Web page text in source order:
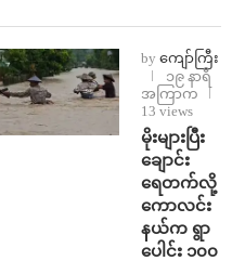
by ကျော်ကြီး
၁၉ နာရီ
အကြာက
13 views
⁨မိုးများပြီး
ချောင်း
ရေတက်လို့
ကောလင်း
နယ်က ရွာ
ပေါင်း ၁၀၀